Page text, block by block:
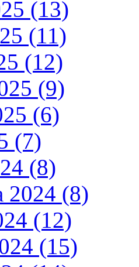
(13)
(11)
(12)
(9)
(6)
(7)
(8)
2024 (8)
(12)
(15)